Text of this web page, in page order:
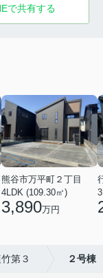
で共有する
熊谷市万平町２丁目
4LDK (109.30㎡)
3,890万円
竹第３ ２号棟